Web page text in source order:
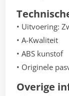
• Uitvoering:
• A-Kwaliteit
• ABS kunstof
• Originele
Overige